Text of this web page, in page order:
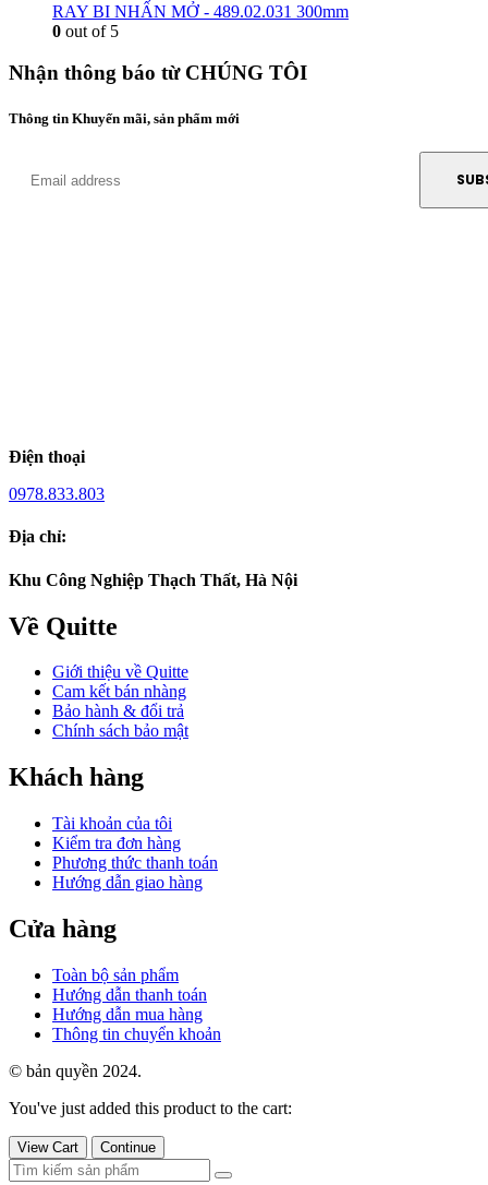
RAY BI NHẤN MỞ - 489.02.031 300mm
0 out of 5
Nhận thông báo từ CHÚNG TÔI
Thông tin Khuyến mãi, sản phẩm mới
Điện thoại
0978.833.803
Địa chỉ:
Khu Công Nghiệp Thạch Thất, Hà Nội
Về Quitte
Giới thiệu về Quitte
Cam kết bán nhàng
Bảo hành & đổi trả
Chính sách bảo mật
Khách hàng
Tài khoản của tôi
Kiểm tra đơn hàng
Phương thức thanh toán
Hướng dẫn giao hàng
Cửa hàng
Toàn bộ sản phẩm
Hướng dẫn thanh toán
Hướng dẫn mua hàng
Thông tin chuyển khoản
© bản quyền 2024.
You've just added this product to the cart:
View Cart Continue